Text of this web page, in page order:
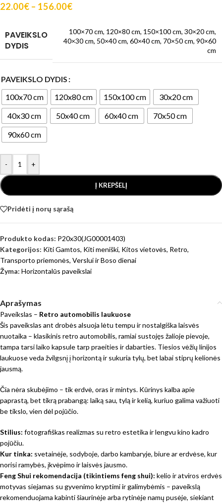
22.00€ – 156.00€
PAVEIKSLO
DYDIS
100×70 cm, 120×80 cm, 150×100 cm, 30×20 cm,
40×30 cm, 50×40 cm, 60×40 cm, 70×50 cm, 90×60
cm
PAVEIKSLO DYDIS
100x70 cm
120x80 cm 150x100 cm
30x20 cm
40x30 cm
50x40 cm 60x40 cm
70x50 cm
90x60 cm
- +
Į KREPŠELĮ
Pridėti į norų sąrašą
Produkto kodas: P20x30(JG00001403)
Kategorijos: Kiti Gamtos, Kiti meniški, Kitos vietovės, Retro,
Transporto priemonės, Verslui ir Boso dienai
Žyma: Horizontalūs paveikslai
Aprašymas
Paveikslas – Retro automobilis laukuose
Šis paveikslas ant drobės alsuoja lėtu tempu ir nostalgiška laisvės
nuotaika – klasikinis retro automobilis, ramiai sustojęs žalioje pievoje,
tampa tarsi laiko kapsule tarp praeities ir dabarties. Tiesios vėžių linijos
laukuose veda žvilgsnį į horizontą ir sukuria tylų, bet labai stiprų kelionės
jausmą.
Čia nėra skubėjimo – tik erdvė, oras ir mintys. Kūrinys kalba apie
paprastą, bet tikrą prabangą: laiką sau, tylą ir kelią, kuriuo galima važiuoti
be tikslo, vien dėl pojūčio.
Stilius: fotografiškas realizmas su retro estetika ir lengvu kino kadro
pojūčiu.
Kur tinka: svetainėje, sodyboje, darbo kambaryje, biure ar erdvėse, kur
norisi ramybės, įkvėpimo ir laisvės jausmo.
Feng Shui rekomendacija (tikintiems feng shui): kelio ir atviros erdvės
motyvas siejamas su gyvenimo kryptimi ir galimybėmis – paveikslą
rekomenduojama kabinti šiaurinėje arba rytinėje namų pusėje, siekiant